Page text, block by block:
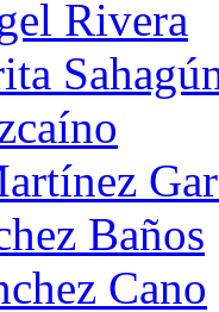
Rivera
Baños
Cano